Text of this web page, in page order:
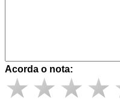
Acorda o nota: